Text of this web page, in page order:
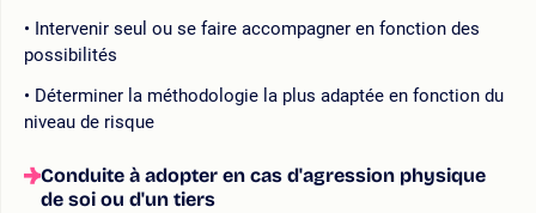
Intervenir seul ou se faire accompagner en fonction des
possibilités
Déterminer la méthodologie la plus adaptée en fonction du
niveau de risque
Conduite à adopter en cas d'agression physique
de soi ou d'un tiers